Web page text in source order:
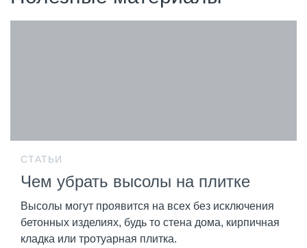
СТАТЬИ
Чем убрать высолы на плитке
Высолы могут проявится на всех без исключения
бетонных изделиях, будь то стена дома, кирпичная
кладка или тротуарная плитка.